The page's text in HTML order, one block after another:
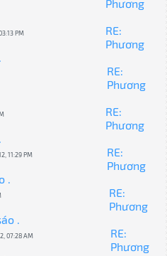
Phương
PM
RE:
Phương
RE:
Phương
RE:
Phương
11:29 PM
RE:
Phương
.
RE:
Phương
.
07:28 AM
RE:
Phương